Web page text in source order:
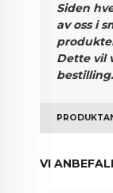
Siden
av oss i
Dette vil
bestilling.
VI